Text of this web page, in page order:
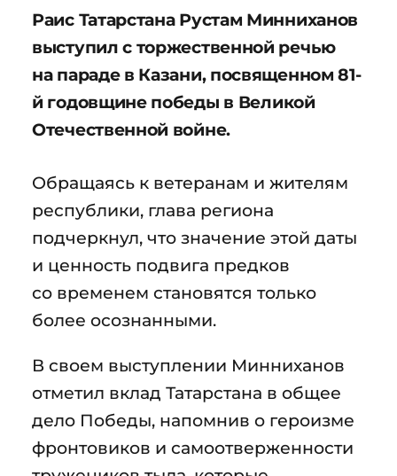
Раис Татарстана Рустам Минниханов
выступил с торжественной речью
на параде в Казани, посвященном 81-
й годовщине победы в Великой
Отечественной войне.
Обращаясь к ветеранам и жителям
республики, глава региона
подчеркнул, что значение этой даты
и ценность подвига предков
со временем становятся только
более осознанными.
В своем выступлении Минниханов
отметил вклад Татарстана в общее
дело Победы, напомнив о героизме
фронтовиков и самоотверженности